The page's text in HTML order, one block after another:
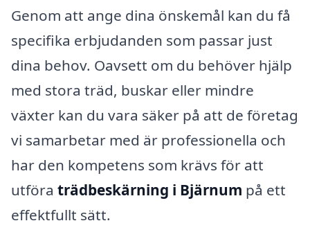
Genom att ange dina önskemål kan du få
specifika erbjudanden som passar just
dina behov. Oavsett om du behöver hjälp
med stora träd, buskar eller mindre
växter kan du vara säker på att de företag
vi samarbetar med är professionella och
har den kompetens som krävs för att
utföra trädbeskärning i Bjärnum på ett
effektfullt sätt.